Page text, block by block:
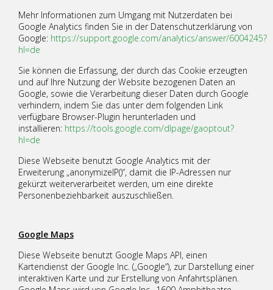
Kletterkurse
Mehr Informationen zum Umgang mit Nutzerdaten bei
Google Analytics finden Sie in der Datenschutzerklärung von
Google: https://support.google.com/analytics/answer/6004245?
hl=de
Sie können die Erfassung, der durch das Cookie erzeugten
und auf Ihre Nutzung der Website bezogenen Daten an
Google, sowie die Verarbeitung dieser Daten durch Google
verhindern, indem Sie das unter dem folgenden Link
verfügbare Browser-Plugin herunterladen und
installieren: https://tools.google.com/dlpage/gaoptout?
hl=de
Diese Webseite benutzt Google Analytics mit der
Erweiterung „anonymizeIP()“, damit die IP-Adressen nur
gekürzt weiterverarbeitet werden, um eine direkte
Personenbeziehbarkeit auszuschließen.
Google Maps
Diese Webseite benutzt Google Maps API, einen
Kartendienst der Google Inc. („Google“), zur Darstellung einer
interaktiven Karte und zur Erstellung von Anfahrtsplänen.